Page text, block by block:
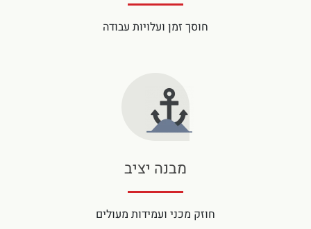
חוסך זמן ועלויות עבודה
מבנה יציב
חוזק מכני ועמידות מעולים